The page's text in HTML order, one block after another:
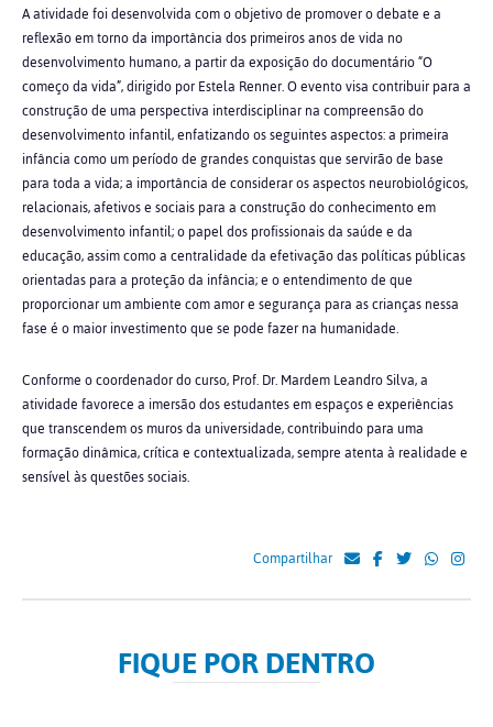
A atividade foi desenvolvida com o objetivo de promover o debate e a
reflexão em torno da importância dos primeiros anos de vida no
desenvolvimento humano, a partir da exposição do documentário “O
começo da vida”, dirigido por Estela Renner. O evento visa contribuir para a
construção de uma perspectiva interdisciplinar na compreensão do
desenvolvimento infantil, enfatizando os seguintes aspectos: a primeira
infância como um período de grandes conquistas que servirão de base
para toda a vida; a importância de considerar os aspectos neurobiológicos,
relacionais, afetivos e sociais para a construção do conhecimento em
desenvolvimento infantil; o papel dos profissionais da saúde e da
educação, assim como a centralidade da efetivação das políticas públicas
orientadas para a proteção da infância; e o entendimento de que
proporcionar um ambiente com amor e segurança para as crianças nessa
fase é o maior investimento que se pode fazer na humanidade.
Conforme o coordenador do curso, Prof. Dr. Mardem Leandro Silva, a
atividade favorece a imersão dos estudantes em espaços e experiências
que transcendem os muros da universidade, contribuindo para uma
formação dinâmica, crítica e contextualizada, sempre atenta à realidade e
sensível às questões sociais.
Compartilhar
FIQUE POR DENTRO